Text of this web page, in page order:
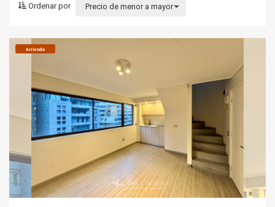
Ordenar por
Precio de menor a mayor
Arriendo